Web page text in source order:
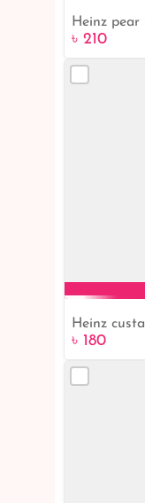
Heinz pear
৳ 210
Heinz
৳ 180